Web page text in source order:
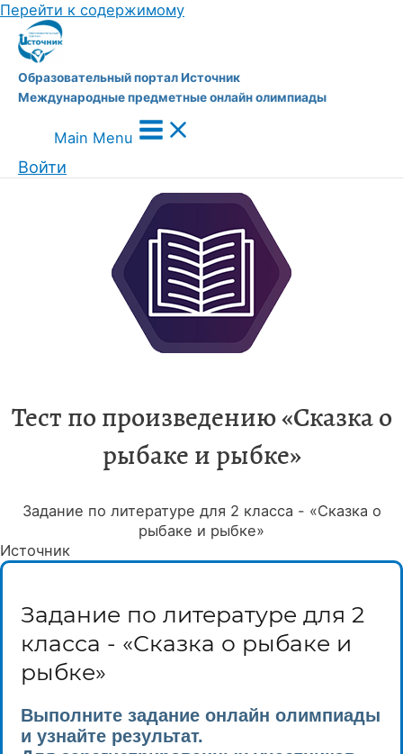
Перейти к содержимому
Образовательный портал Источник
Международные предметные онлайн олимпиады
Main Menu
Войти
Тест по произведению «Сказка о
рыбаке и рыбке»
Задание по литературе для 2 класса - «Сказка о
рыбаке и рыбке»
Источник
Задание по литературе для 2
класса - «Сказка о рыбаке и
рыбке»
Выполните задание онлайн олимпиады
и узнайте результат.